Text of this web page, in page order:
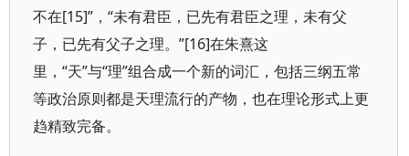
不在[15]”，“未有君臣，已先有君臣之理，未有父
子，已先有父子之理。”[16]在朱熹这
里，“天”与“理”组合成一个新的词汇，包括三纲五常
等政治原则都是天理流行的产物，也在理论形式上更
趋精致完备。